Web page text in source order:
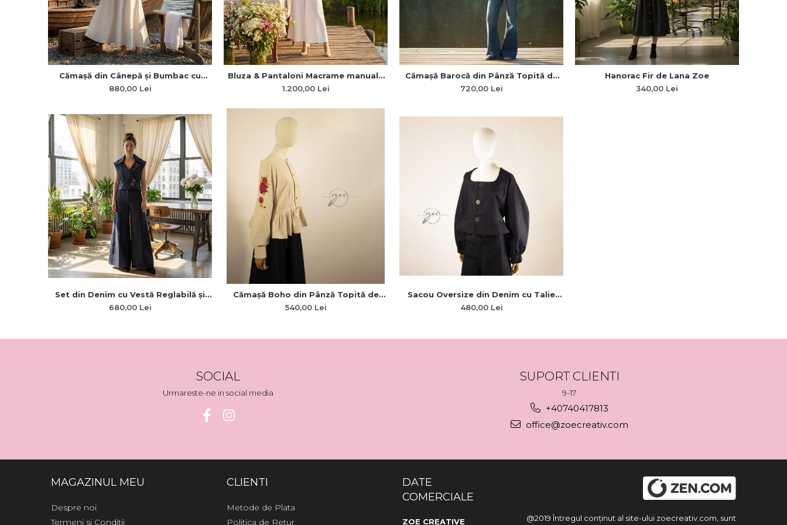
Cămașă din Cânepă și Bumbac cu
Mâneci Bufante și Închidere la Spate
880,00 Lei
Bluza & Pantaloni Macrame manuala
Zoe
1.200,00 Lei
Cămașă Barocă din Pânză Topită de
Bumbac cu Mâneci Ample și Fronsuri
720,00 Lei
Hanorac Fir de Lana Zoe
340,00 Lei
Set din Denim cu Vestă Reglabilă și
Pantaloni Evazați Fustă
680,00 Lei
Cămașă Boho din Pânză Topită de
Bumbac cu Broderie Florară Bujori
540,00 Lei
Sacou Oversize din Denim cu Talie
Accentuată
480,00 Lei
SOCIAL
Urmareste-ne in social media
SUPORT CLIENTI
9-17
+40740417813
office@zoecreativ.com
MAGAZINUL MEU
Despre noi
Termeni si Conditii
CLIENTI
Metode de Plata
Politica de Retur
DATE
COMERCIALE
ZOE CREATIVE
@2019 Întregul conținut al site-ului zoecreativ.com, sunt